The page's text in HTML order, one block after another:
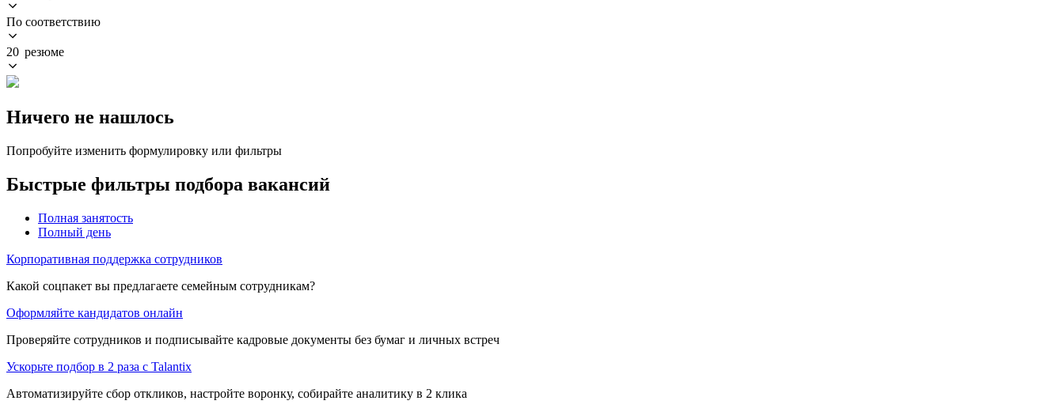
По соответствию
20 резюме
Ничего не нашлось
Попробуйте изменить формулировку или фильтры
Быстрые фильтры подбора вакансий
Полная занятость
Полный день
Корпоративная поддержка сотрудников
Какой соцпакет вы предлагаете семейным сотрудникам?
Оформляйте кандидатов онлайн
Проверяйте сотрудников и подписывайте кадровые документы без бумаг и личных встреч
Ускорьте подбор в 2 раза с Talantix
Автоматизируйте сбор откликов, настройте воронку, собирайте аналитику в 2 клика